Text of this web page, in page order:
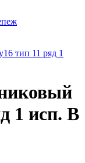
тип 11 ряд 1
1 исп. B